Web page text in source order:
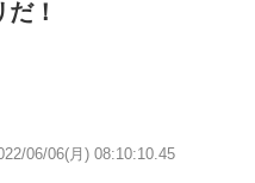
！
06/06(月) 08:10:10.45